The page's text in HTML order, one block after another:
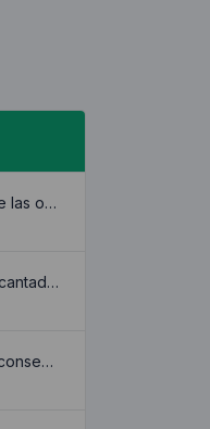
Las tormentas de las olas
Apartamento encantador y acogedor
¿Dónde puedo conseguirlo?